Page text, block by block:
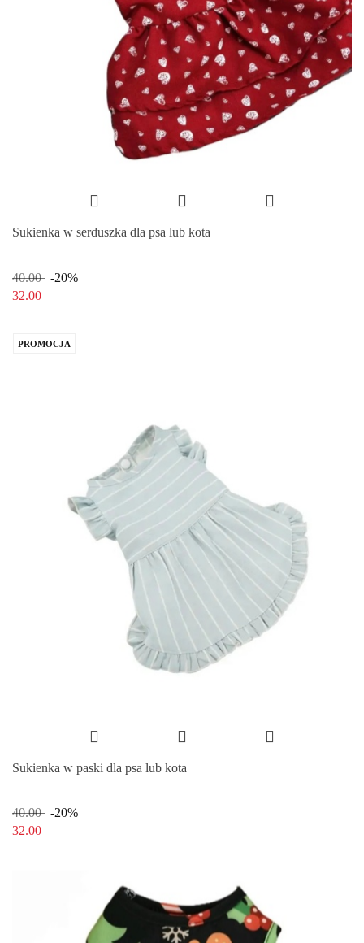
Sukienka w serduszka dla psa lub kota
40.00
-20%
32.00
PROMOCJA
Sukienka w paski dla psa lub kota
40.00
-20%
32.00